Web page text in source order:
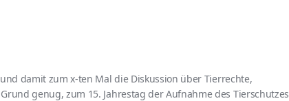
damit zum x-ten Mal die Diskussion über Tierrechte,
genug, zum 15. Jahrestag der Aufnahme des Tierschutzes